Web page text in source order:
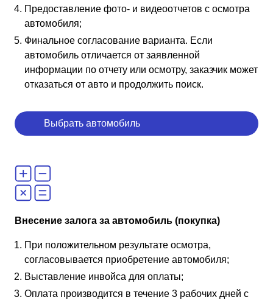
Предоставление фото- и видеоотчетов с осмотра
автомобиля;
Финальное согласование варианта. Если
автомобиль отличается от заявленной
информации по отчету или осмотру, заказчик может
отказаться от авто и продолжить поиск.
Выбрать автомобиль
Внесение залога за автомобиль (покупка)
При положительном результате осмотра,
согласовывается приобретение автомобиля;
Выставление инвойса для оплаты;
Оплата производится в течение 3 рабочих дней с